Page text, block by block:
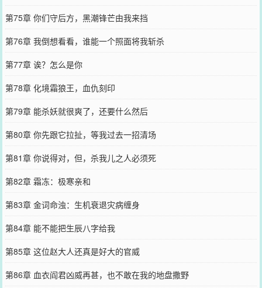
第75章 你们守后方，黑潮锋芒由我来挡
第76章 我倒想看看，谁能一个照面将我斩杀
第77章 诶？怎么是你
第78章 化境霜狼王，血仇刻印
第79章 能杀妖就很爽了，还要什么然后
第80章 你先跟它拉扯，等我过去一招清场
第81章 你说得对，但，杀我儿之人必须死
第82章 霜冻：极寒亲和
第83章 金词命浊：生机衰退灾病缠身
第84章 能不能把生辰八字给我
第85章 这位赵大人还真是好大的官威
第86章 血衣阎君凶威再甚，也不敢在我的地盘撒野